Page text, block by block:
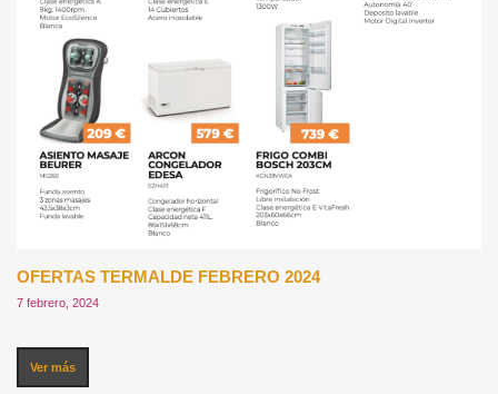
OFERTAS TERMALDE FEBRERO 2024
7 febrero, 2024
Ver más